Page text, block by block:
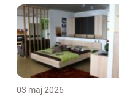
03 maj 2026